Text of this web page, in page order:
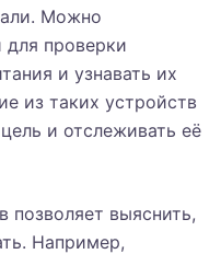
Можно
для проверки
и узнавать их
из таких устройств
и отслеживать её
позволяет выяснить,
Например,